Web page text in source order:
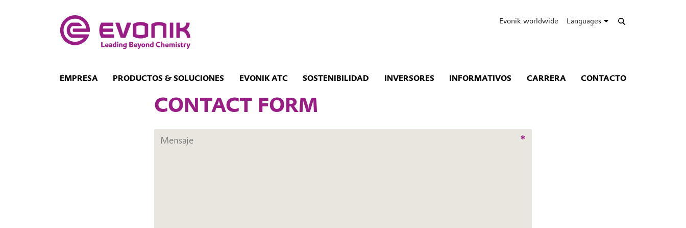
Evonik worldwide Languages
EMPRESA PRODUCTOS & SOLUCIONES EVONIK ATC SOSTENIBILIDAD INVERSORES INFORMATIVOS CARRERA CONTACTO
CONTACT FORM
*